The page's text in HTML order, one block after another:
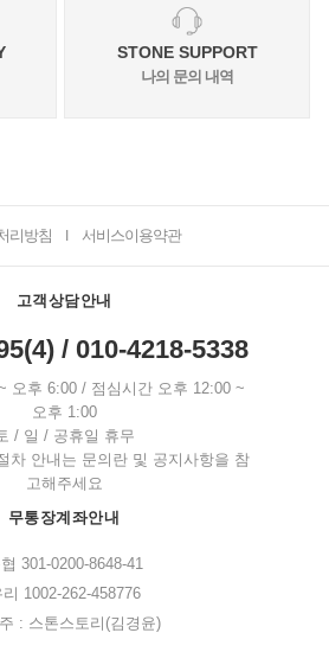
STONE SUPPORT
나의 문의 내역
리방침 서비스이용약관
고객상담안내
/ 010-4218-5338
오후 6:00 / 점심시간 오후 12:00 ~
오후 1:00
/ 일 / 공휴일 휴무
차 안내는 문의란 및 공지사항을 참
고해주세요
무통장계좌안내
301-0200-8648-41
리 1002-262-458776
: 스톤스토리(김경윤)